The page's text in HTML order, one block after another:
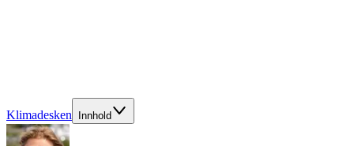
Klimadesken Innhold